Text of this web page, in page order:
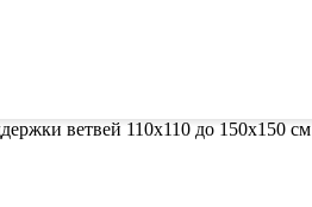
ветвей 110x110 до 150х150 см